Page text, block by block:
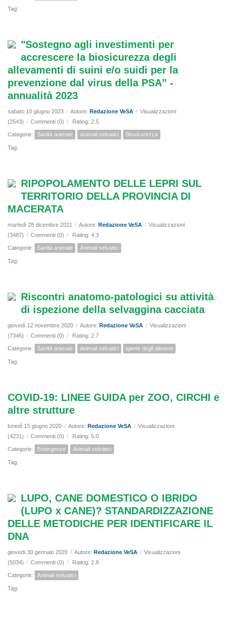
Tag:
"Sostegno agli investimenti per
accrescere la biosicurezza degli
allevamenti di suini e/o suidi per la
prevenzione dal virus della PSA” -
annualità 2023
sabato 10 giugno 2023 / Autore: Redazione VeSA / Visualizzazioni
(2543) / Commenti (0) / Rating: 2.5
Categorie: Sanità animale Animali selvatici Biosicurezza
Tag:
RIPOPOLAMENTO DELLE LEPRI SUL
TERRITORIO DELLA PROVINCIA DI
MACERATA
martedì 28 dicembre 2021 / Autore: Redazione VeSA / Visualizzazioni
(3487) / Commenti (0) / Rating: 4.3
Categorie: Sanità animale Animali selvatici
Tag:
Riscontri anatomo-patologici su attività
di ispezione della selvaggina cacciata
giovedì 12 novembre 2020 / Autore: Redazione VeSA / Visualizzazioni
(7346) / Commenti (0) / Rating: 2.7
Categorie: Sanità animale Animali selvatici Igiene degli alimenti
Tag:
COVID-19: LINEE GUIDA per ZOO, CIRCHI e
altre strutture
lunedì 15 giugno 2020 / Autore: Redazione VeSA / Visualizzazioni
(4231) / Commenti (0) / Rating: 5.0
Categorie: Emergenze Animali selvatici
Tag:
LUPO, CANE DOMESTICO O IBRIDO
(LUPO x CANE)? STANDARDIZZAZIONE
DELLE METODICHE PER IDENTIFICARE IL
DNA
giovedì 30 gennaio 2020 / Autore: Redazione VeSA / Visualizzazioni
(5034) / Commenti (0) / Rating: 2.8
Categorie: Animali selvatici
Tag: